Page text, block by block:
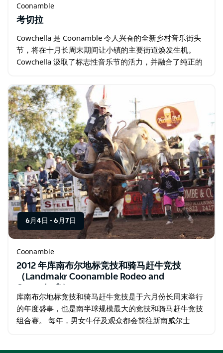
Coonamble
考切拉
Cowchella 是 Coonamble 令人兴奋的全新乡村音乐街头
节，将在十月长周末期间让小镇的主要街道焕发生机。
Cowchella 汲取了标志性音乐节的活力，并融合了纯正的
神…
6月4日 - 6月7日
Coonamble
2012 年库南布尔地标竞技和骑马赶牛竞技
（Landmakr Coonamble Rodeo and
库南布尔地标竞技和骑马赶牛竞技是于六月份长周末举行
的年度盛事，也是南半球规模最大的竞技和骑马赶牛竞技
组合赛。 每年，男女牛仔及观众都会前往新南威尔士